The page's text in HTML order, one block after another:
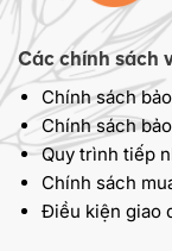
Các chính sách
Chính sách
Chính sách
Quy trình tiếp
Chính sách
Điều kiện giao